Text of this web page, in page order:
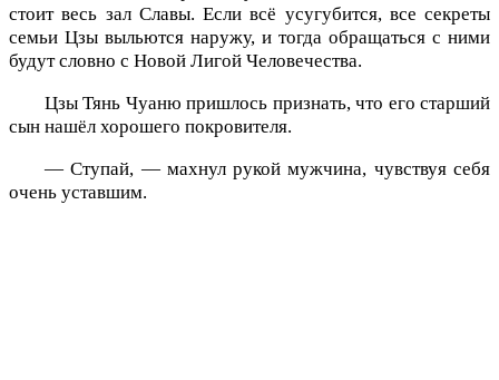
стоит весь зал Славы. Если всё усугубится, все секреты
семьи Цзы выльются наружу, и тогда обращаться с ними
будут словно с Новой Лигой Человечества.
Цзы Тянь Чуаню пришлось признать, что его старший
сын нашёл хорошего покровителя.
— Ступай, — махнул рукой мужчина, чувствуя себя
очень уставшим.